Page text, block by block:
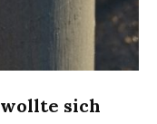
sich